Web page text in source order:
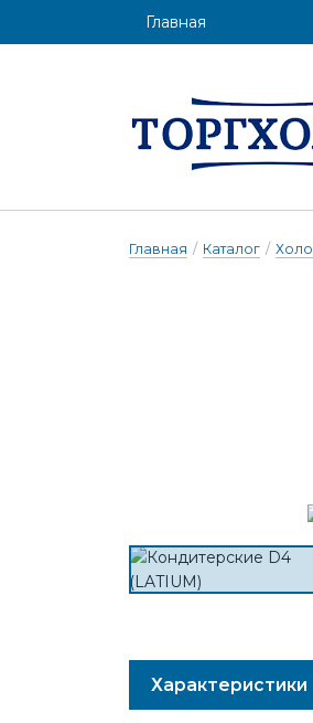
Главная
Главная / Каталог /
Характеристики